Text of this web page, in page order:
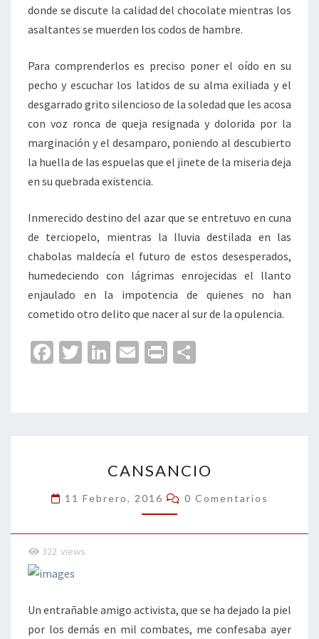
donde se discute la calidad del chocolate mientras los
asaltantes se muerden los codos de hambre.
Para comprenderlos es preciso poner el oído en su
pecho y escuchar los latidos de su alma exiliada y el
desgarrado grito silencioso de la soledad que les acosa
con voz ronca de queja resignada y dolorida por la
marginación y el desamparo, poniendo al descubierto
la huella de las espuelas que el jinete de la miseria deja
en su quebrada existencia.
Inmerecido destino del azar que se entretuvo en cuna
de terciopelo, mientras la lluvia destilada en las
chabolas maldecía el futuro de estos desesperados,
humedeciendo con lágrimas enrojecidas el llanto
enjaulado en la impotencia de quienes no han
cometido otro delito que nacer al sur de la opulencia.
Fa
o
o
T
er
Li
dI
n
E
l
Pr
p
ar
tir
CANSANCIO
11 Febrero, 2016 Comentarios
0 Comentarios
322 views
Un entrañable amigo activista, que se ha dejado la piel
por los demás en mil combates, me confesaba ayer